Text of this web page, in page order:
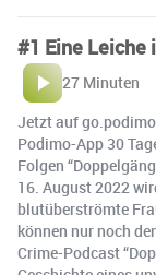
#1 Eine Leiche
27 Minuten
Jetzt auf
Podimo-App 30
Folgen
16. August 2022
blutüberströmte
können nur noch
Crime-Podcast